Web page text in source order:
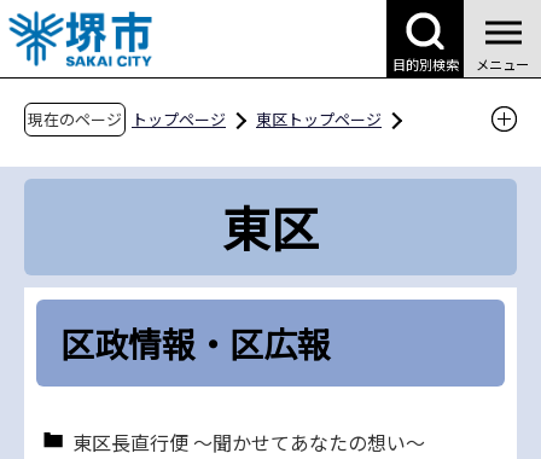
こ
の
ペ
目的別検索 メニュー
現在のページ トップページ
東区トップページ
東区
区政情報・区広報
東区長直行便 ～聞かせてあなたの想い～